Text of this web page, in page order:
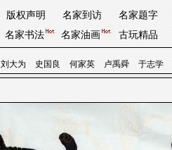
版权声明 名家到访 名家题字
名家书法 名家油画 古玩精品
刘大为 史国良 何家英 卢禹舜 于志学